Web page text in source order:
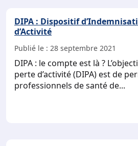
DIPA : Dispositif
d’Activité
Publié le : 28 septembre 2021
DIPA : le compte est là ?
perte d’activité (DIPA) est de
professionnels de santé de...